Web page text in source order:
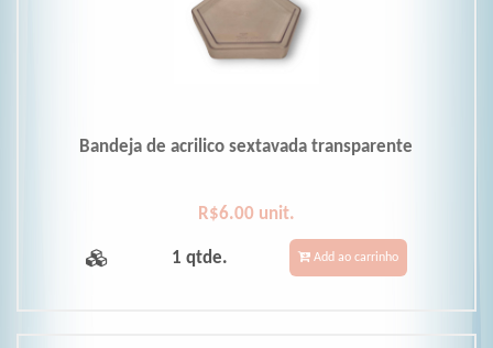
Bandeja de acrilico sextavada transparente
R$6.00 unit.
1 qtde. Add ao carrinho